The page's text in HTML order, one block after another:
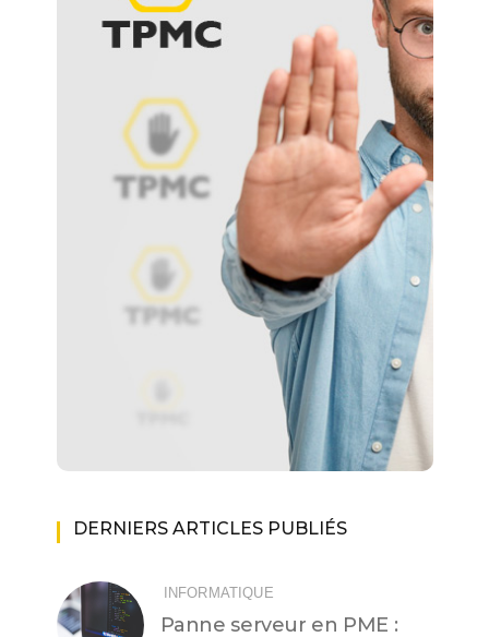
DERNIERS ARTICLES PUBLIÉS
INFORMATIQUE
Panne serveur en PME :